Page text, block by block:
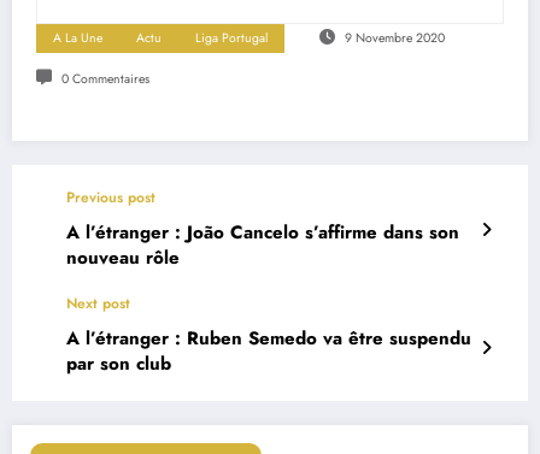
A La Une Actu Liga Portugal 9 Novembre 2020
0 Commentaires
Previous post
A l’étranger : João Cancelo s’affirme dans son
nouveau rôle
Next post
A l’étranger : Ruben Semedo va être suspendu
par son club